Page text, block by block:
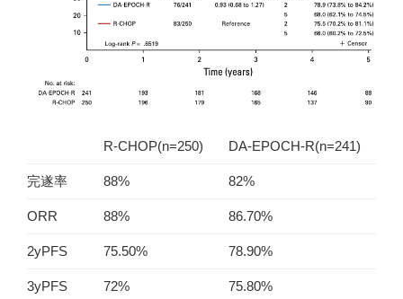
R-CHOP(n=250) DA-EPOCH-R(n=241)
完遂率 88% 82%
ORR 88% 86.70%
2yPFS 75.50% 78.90%
3yPFS 72% 75.80%